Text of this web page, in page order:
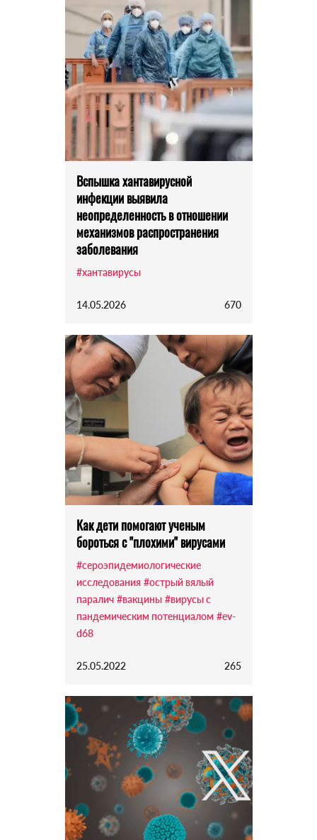
Вспышка хантавирусной
инфекции выявила
неопределенность в отношении
механизмов распространения
заболевания
#хантавирусы
14.05.2026 670
Как дети помогают ученым
бороться с "плохими" вирусами
#сероэпидемиологические
исследования #острый вялый
паралич #вакцины #вирусы с
пандемическим потенциалом #ev-
d68
25.05.2022 265